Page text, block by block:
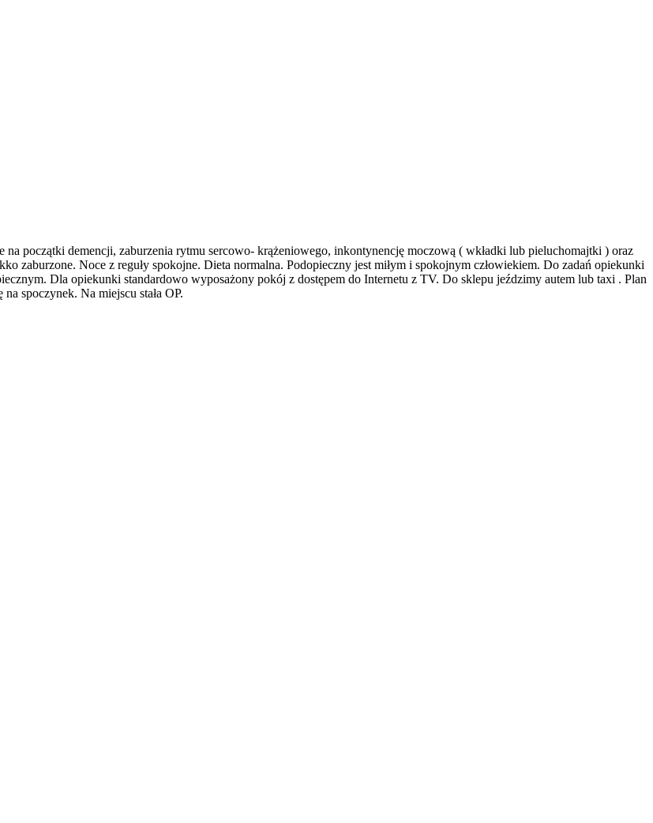
początki demencji, zaburzenia rytmu sercowo- krążeniowego, inkontynencję moczową ( wkładki lub pieluchomajtki ) oraz
zaburzone. Noce z reguły spokojne. Dieta normalna. Podopieczny jest miłym i spokojnym człowiekiem. Do zadań opiekunki
Dla opiekunki standardowo wyposażony pokój z dostępem do Internetu z TV. Do sklepu jeździmy autem lub taxi . Plan
spoczynek. Na miejscu stała OP.